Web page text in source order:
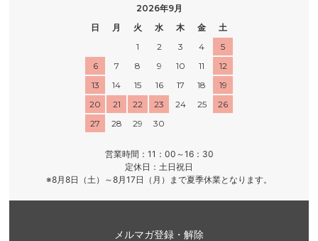
2026年9月
日
月 火 水 木 金
土
1
2 3 4
5
6
7 8 9 10 11
12
13
14 15 16 17 18
19
20
21 22 23 24 25
26
27
28 29 30
営業時間：11：00～16：30
定休日：土日祝日
※8月8日（土）～8月17日（月）まで夏季休業となります。
メルマガ登録・解除